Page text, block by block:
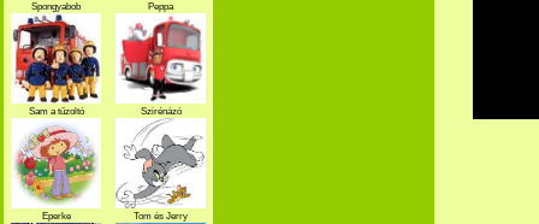
Spongyabob Peppa
Sam a tűzoltó
Szirénázó
szupercsapat
Eperke Tom és Jerry